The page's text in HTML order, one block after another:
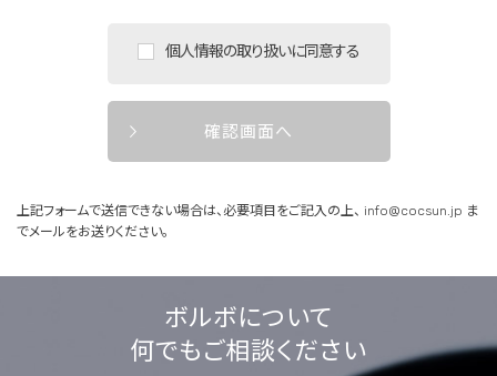
個人情報の取り扱いに同意する
確認画面へ
上記フォームで送信できない場合は、必要項目をご記入の上、 info@cocsun.jp ま
でメールをお送りください。
ボルボについて
何でもご相談ください